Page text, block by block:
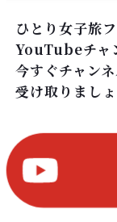
ひとり女子旅
YouTubeチャ
今すぐチャン
受け取りましょ